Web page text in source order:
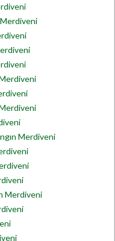
Merdiveni
Merdiveni